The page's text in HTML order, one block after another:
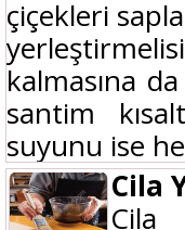
çiçekleri
kalmasına
santim
suyunu ise
Cila
Cila